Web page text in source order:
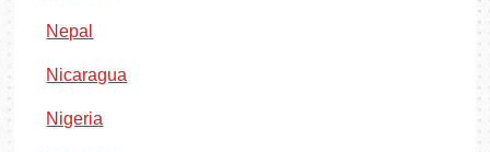
Nepal
Nicaragua
Nigeria